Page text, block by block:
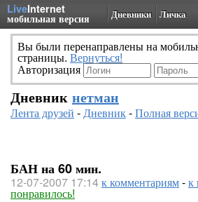
LiveInternet
мобильная версия Дневники Личка
Вы были перенаправлены на
страницы. Вернуться!
Авторизация
Дневник нетман
Лента друзей -Дневник-Полная
БАН на 60 мин.
12-07-2007 17:14к комментариям-к
понравилось!